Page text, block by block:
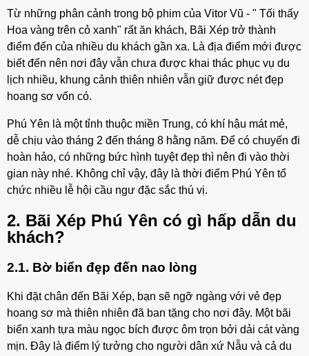
Từ những phân cảnh trong bộ phim của Vitor Vũ - " Tối thấy
Hoa vàng trên cỏ xanh" rất ăn khách, Bãi Xép trở thành
điểm đến của nhiều du khách gần xa. Là địa điểm mới được
biết đến nên nơi đây vẫn chưa được khai thác phục vụ du
lịch nhiều, khung cảnh thiên nhiên vẫn giữ được nét đẹp
hoang sơ vốn có.
Phú Yên là một tỉnh thuộc miền Trung, có khí hậu mát mẻ,
dễ chịu vào tháng 2 đến tháng 8 hằng năm. Để có chuyến đi
hoàn hảo, có những bức hình tuyệt đẹp thì nên đi vào thời
gian này nhé. Không chỉ vậy, đây là thời điểm Phú Yên tổ
chức nhiều lễ hội cầu ngư đặc sắc thú vị.
2. Bãi Xép Phú Yên có gì hấp dẫn du
khách?
2.1. Bờ biển đẹp đến nao lòng
Khi đặt chân đến Bãi Xép, bạn sẽ ngỡ ngàng với vẻ đẹp
hoang sơ mà thiên nhiên đã ban tặng cho nơi đây. Một bãi
biển xanh tựa màu ngọc bích được ôm trọn bởi dải cát vàng
mịn. Đây là điểm lý tưởng cho người dân xứ Nẫu và cả du